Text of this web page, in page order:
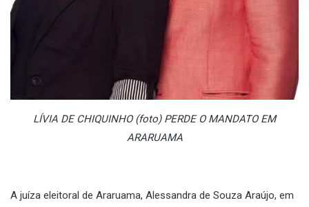
LÍVIA DE CHIQUINHO (foto) PERDE O MANDATO EM
ARARUAMA
A juíza eleitoral de Araruama, Alessandra de Souza Araújo, em